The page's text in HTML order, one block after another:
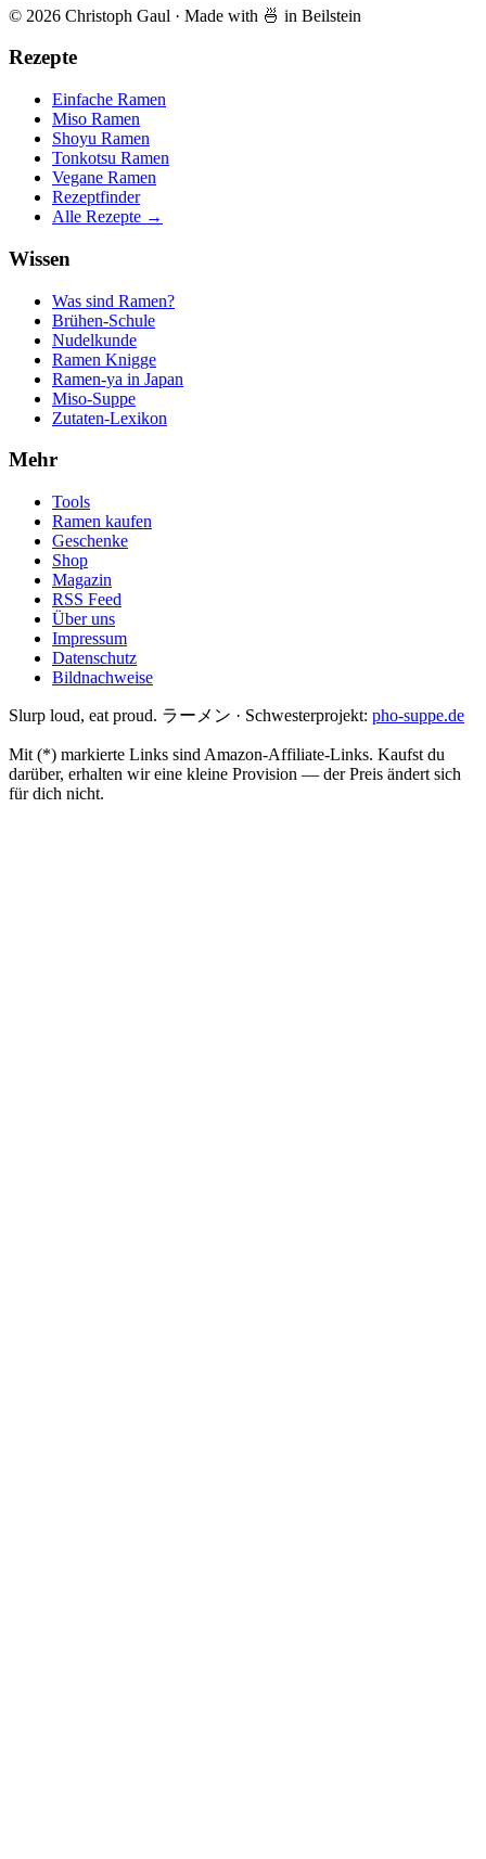
© 2026 Christoph Gaul · Made with 🍜 in Beilstein
Rezepte
Einfache Ramen
Miso Ramen
Shoyu Ramen
Tonkotsu Ramen
Vegane Ramen
Rezeptfinder
Alle Rezepte →
Wissen
Was sind Ramen?
Brühen-Schule
Nudelkunde
Ramen Knigge
Ramen-ya in Japan
Miso-Suppe
Zutaten-Lexikon
Mehr
Tools
Ramen kaufen
Geschenke
Shop
Magazin
RSS Feed
Über uns
Impressum
Datenschutz
Bildnachweise
Slurp loud, eat proud. ラーメン · Schwesterprojekt: pho-suppe.de
Mit (*) markierte Links sind Amazon-Affiliate-Links. Kaufst du
darüber, erhalten wir eine kleine Provision — der Preis ändert sich
für dich nicht.